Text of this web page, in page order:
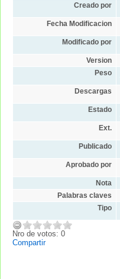
Creado por
Fecha Modificacion
Modificado por
Version
Peso
Descargas
Estado
Ext.
Publicado
Aprobado por
Nota
Palabras claves
Tipo
Nro de votos: 0
Compartir